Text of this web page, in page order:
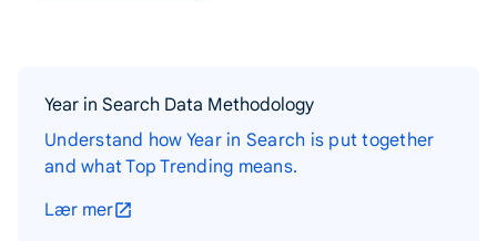
Year in Search Data Methodology
Understand how Year in Search is put together
and what Top Trending means.
Lær mer